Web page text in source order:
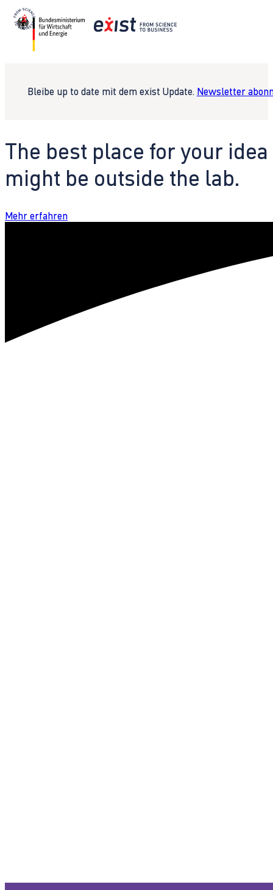
Bleibe up to date mit dem exist Update. Newsletter
The best place for your idea
might be outside the lab.
Mehr erfahren